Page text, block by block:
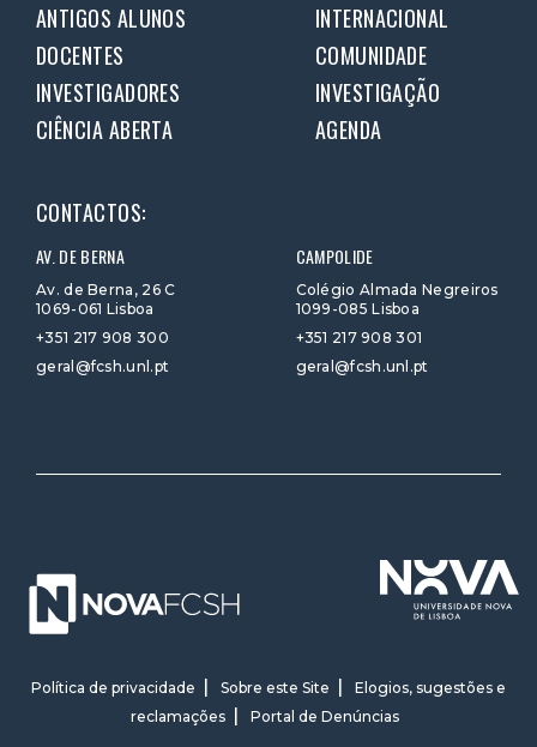
ANTIGOS ALUNOS
INTERNACIONAL
DOCENTES
COMUNIDADE
INVESTIGADORES
INVESTIGAÇÃO
CIÊNCIA ABERTA
AGENDA
CONTACTOS:
AV. DE BERNA
Av. de Berna, 26 C
1069-061 Lisboa
+351 217 908 300
geral@fcsh.unl.pt
CAMPOLIDE
Colégio Almada Negreiros
1099-085 Lisboa
+351 217 908 301
geral@fcsh.unl.pt
Política de privacidade Sobre este Site
Elogios, sugestões e
reclamações
Portal de Denúncias